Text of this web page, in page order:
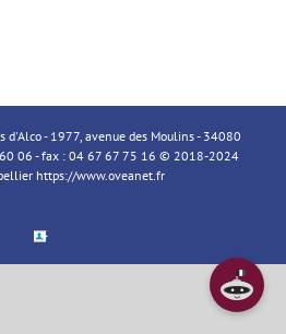
d'Alco - 1977, avenue des Moulins - 34080
06 - fax : 04 67 67 75 16 © 2018-2024
https://www.oveanet.fr
Espace